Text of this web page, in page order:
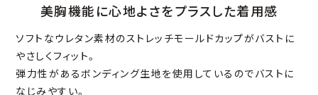
美胸機能に心地よさをプラスした着用感
ソフトなウレタン素材のストレッチモールドカップがバストに
やさしくフィット。
弾力性があるボンディング生地を使用しているのでバストに
なじみやすい。